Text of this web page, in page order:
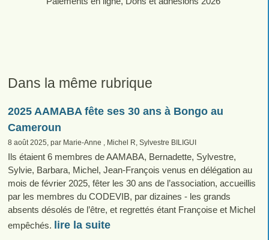
Dans la même rubrique
2025 AAMABA fête ses 30 ans à Bongo au
Cameroun
8 août 2025, par Marie-Anne , Michel R, Sylvestre BILIGUI
Ils étaient 6 membres de AAMABA, Bernadette, Sylvestre,
Sylvie, Barbara, Michel, Jean-François venus en délégation au
mois de février 2025, fêter les 30 ans de l’association, accueillis
par les membres du CODEVIB, par dizaines - les grands
absents désolés de l’être, et regrettés étant Françoise et Michel
empêchés. lire la suite